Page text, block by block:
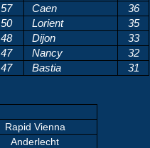
57 Caen 36
50 Lorient 35
48 Dijon 33
47 Nancy 32
47 Bastia 31
Rapid Vienna
Anderlecht